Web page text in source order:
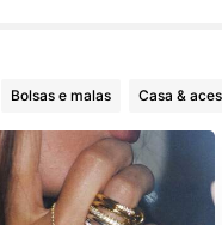
Bolsas e malas Casa &